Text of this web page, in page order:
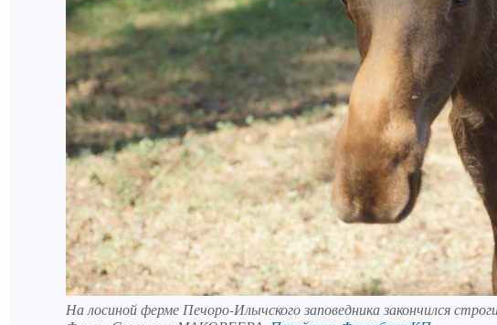
На лосиной ферме Печоро-Илычского заповедника закончился